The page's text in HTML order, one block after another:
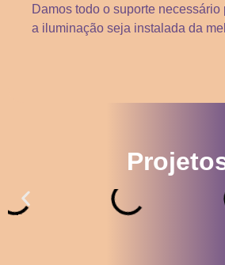
Damos todo o suporte necessário
a iluminação seja instalada da